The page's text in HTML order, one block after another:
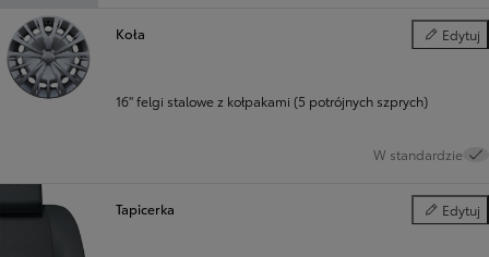
Koła Edytuj
Koła
16" felgi stalowe z kołpakami (5 potrójnych szprych)
W standardzie
Tapicerka Edytuj
Tapicerka